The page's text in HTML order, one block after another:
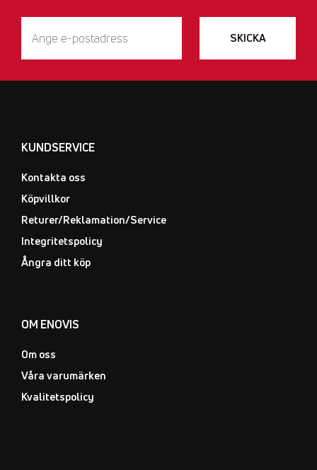
SKICKA
KUNDSERVICE
Kontakta oss
Köpvillkor
Returer/Reklamation/Service
Integritetspolicy
Ångra ditt köp
OM ENOVIS
Om oss
Våra varumärken
Kvalitetspolicy